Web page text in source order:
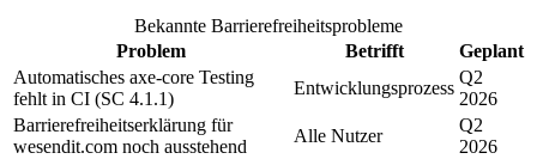
Bekannte Barrierefreiheitsprobleme
Problem
Betrifft
Geplant
Automatisches axe-core Testing
fehlt in CI (SC 4.1.1)
Entwicklungsprozess
Q2
2026
Barrierefreiheitserklärung für
wesendit.com noch ausstehend
Alle Nutzer
Q2
2026